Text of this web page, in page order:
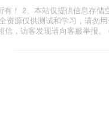
！ 2、本站仅提供信息存
资源仅供测试和学习，请勿
信，访客发现请向客服举报